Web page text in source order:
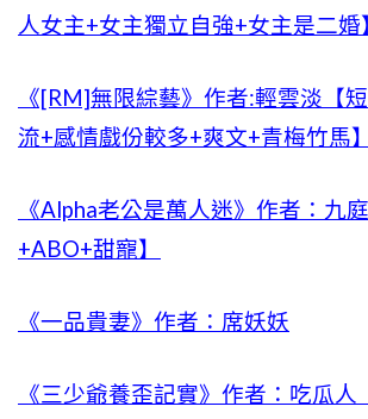
人女主+女主獨立自強+女主是二婚
《[RM]無限綜藝》作者:輕雲淡【
流+感情戲份較多+爽文+青梅竹馬】
《Alpha老公是萬人迷》作者：九
+ABO+甜寵】
《一品貴妻》作者：席妖妖
《三少爺養歪記實》作者：吃瓜人